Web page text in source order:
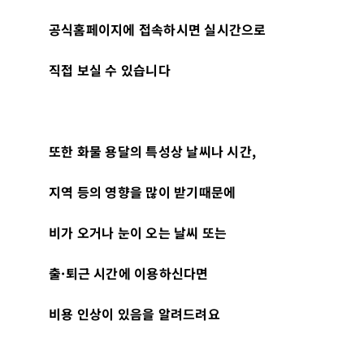
공식홈페이지에 접속하시면 실시간으로
직접 보실 수 있습니다
또한 화물 용달의 특성상 날씨나 시간,
지역 등의 영향을 많이 받기때문에
비가 오거나 눈이 오는 날씨 또는
출·퇴근 시간에 이용하신다면
비용 인상이 있음을 알려드려요